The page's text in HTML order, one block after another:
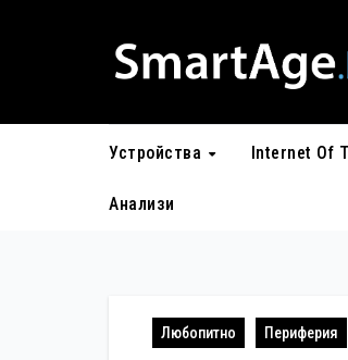
Устройства Internet Of
Анализи
Любопитно Периферия